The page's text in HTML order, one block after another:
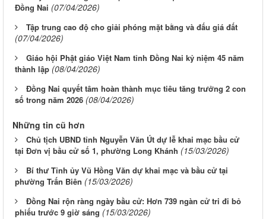
Đồng Nai (07/04/2026)
Tập trung cao độ cho giải phóng mặt bằng và đấu giá đất
(07/04/2026)
Giáo hội Phật giáo Việt Nam tỉnh Đồng Nai kỷ niệm 45 năm
thành lập (08/04/2026)
Đồng Nai quyết tâm hoàn thành mục tiêu tăng trưởng 2 con
số trong năm 2026 (08/04/2026)
Những tin cũ hơn
Chủ tịch UBND tỉnh Nguyễn Văn Út dự lễ khai mạc bầu cử
tại Đơn vị bầu cử số 1, phường Long Khánh (15/03/2026)
Bí thư Tỉnh ủy Vũ Hồng Văn dự khai mạc và bầu cử tại
phường Trấn Biên (15/03/2026)
Đồng Nai rộn ràng ngày bầu cử: Hơn 739 ngàn cử tri đi bỏ
phiếu trước 9 giờ sáng (15/03/2026)